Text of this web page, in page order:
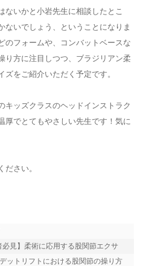
ないかと小岩先生に相談したとこ
ないでしょう、ということになりま
のフォームや、コンバットベースな
り方に注目しつつ、ブラジリアン柔
をご紹介いただく予定です。
キッズクラスのヘッドインストラク
厚でとてもやさしい先生です！気に
ださい。
見】柔術に応用する股関節エクサ
ットリフトにおける股関節の操り方